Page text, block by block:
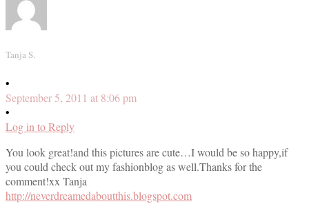
Tanja S.
•
September 5, 2011 at 8:06 pm
•
Log in to Reply
You look great!and this pictures are cute…I would be so happy,if
you could check out my fashionblog as well.Thanks for the
comment!xx Tanja
http://neverdreamedaboutthis.blogspot.com